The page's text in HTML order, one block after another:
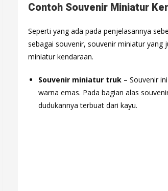
Contoh Souvenir Miniatur
Seperti yang ada pada penjelasannya
sebagai souvenir, souvenir miniatur
miniatur kendaraan.
Souvenir miniatur truk – Souvenir
warna emas. Pada bagian alas
dudukannya terbuat dari kayu.